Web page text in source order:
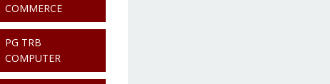
COMMERCE
PG TRB
COMPUTER